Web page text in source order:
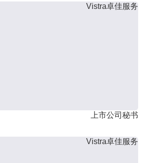
Vistra卓佳服务
上市公司秘书
Vistra卓佳服务